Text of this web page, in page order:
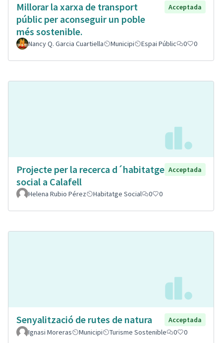
Millorar la xarxa de transport
públic per aconseguir un poble
més sostenible.
Acceptada
Nancy Q. Garcia Cuartiella Municipi Espai Públic 0 0
Projecte per la recerca d´habitatge
social a Calafell
Acceptada
Helena Rubio Pérez Habitatge Social 0 0
Senyalització de rutes de natura
Acceptada
Ignasi Moreras
Municipi Turisme Sostenible 0 0